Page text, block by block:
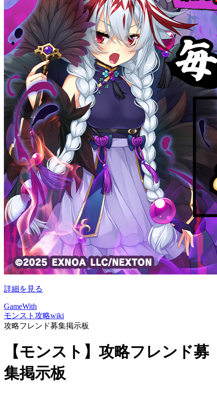
詳細を見る
GameWith
モンスト攻略wiki
攻略フレンド募集掲示板
【モンスト】攻略フレンド募
集掲示板